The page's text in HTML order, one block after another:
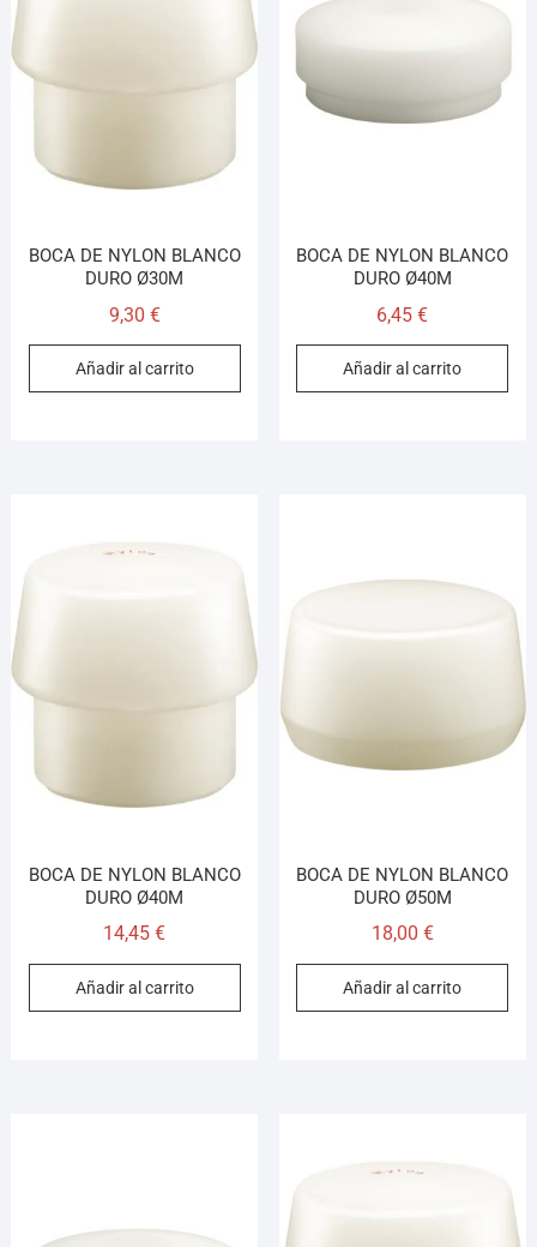
BOCA DE NYLON BLANCO
DURO Ø30M
9,30 €
Añadir al carrito
BOCA DE NYLON BLANCO
DURO Ø40M
6,45€
Añadir al carrito
BOCA DE NYLON BLANCO
DURO Ø40M
14,45€
Añadir al carrito
BOCA DE NYLON BLANCO
DURO Ø50M
18,00 €
Añadir al carrito